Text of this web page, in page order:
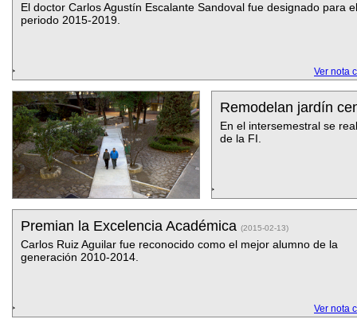
El doctor Carlos Agustín Escalante Sandoval fue designado para el
periodo 2015-2019.
Ver nota
Remodelan jardín
En el intersemestral se
de la FI.
Premian la Excelencia Académica (2015-02-13)
Carlos Ruiz Aguilar fue reconocido como el mejor alumno de la
generación 2010-2014.
Ver nota